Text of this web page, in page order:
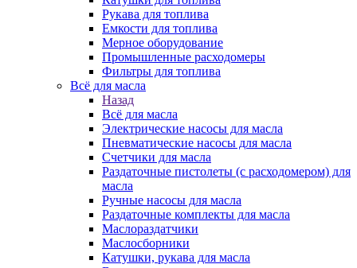
Рукава для топлива
Емкости для топлива
Мерное оборудование
Промышленные расходомеры
Фильтры для топлива
Всё для масла
Назад
Всё для масла
Электрические насосы для масла
Пневматические насосы для масла
Счетчики для масла
Раздаточные пистолеты (с расходомером) для
масла
Ручные насосы для масла
Раздаточные комплекты для масла
Маслораздатчики
Маслосборники
Катушки, рукава для масла